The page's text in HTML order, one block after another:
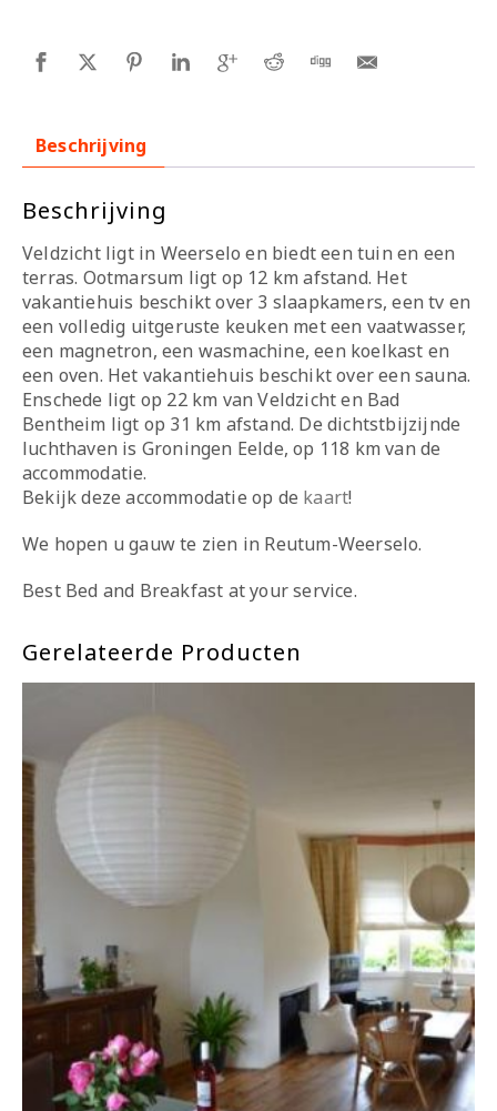
Beschrijving
Beschrijving
Veldzicht ligt in Weerselo en biedt een tuin en een
terras. Ootmarsum ligt op 12 km afstand. Het
vakantiehuis beschikt over 3 slaapkamers, een tv en
een volledig uitgeruste keuken met een vaatwasser,
een magnetron, een wasmachine, een koelkast en
een oven. Het vakantiehuis beschikt over een sauna.
Enschede ligt op 22 km van Veldzicht en Bad
Bentheim ligt op 31 km afstand. De dichtstbijzijnde
luchthaven is Groningen Eelde, op 118 km van de
accommodatie.
Bekijk deze accommodatie op de kaart!
We hopen u gauw te zien in Reutum-Weerselo.
Best Bed and Breakfast at your service.
Gerelateerde Producten